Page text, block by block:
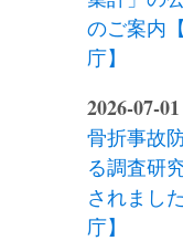
のご案内
庁】
2026-07-01
骨折事故
る調査研
されまし
庁】